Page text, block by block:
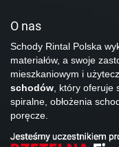
O nas
Schody Rintal Polska
materiałów, a swoje
mieszkaniowym i
schodów, który oferuje
spiralne, obłożenia
poręcze.